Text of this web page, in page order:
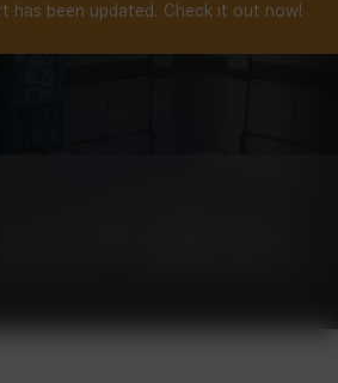
has been updated. Check it out now!